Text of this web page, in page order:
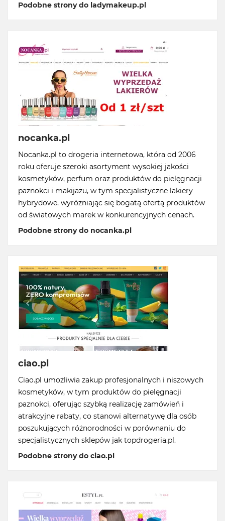
Podobne strony do ladymakeup.pl
nocanka.pl
Nocanka.pl to drogeria internetowa, która od 2006
roku oferuje szeroki asortyment wysokiej jakości
kosmetyków, perfum oraz produktów do pielęgnacji
paznokci i makijażu, w tym specjalistyczne lakiery
hybrydowe, wyróżniając się bogatą ofertą produktów
od światowych marek w konkurencyjnych cenach.
Podobne strony do nocanka.pl
ciao.pl
Ciao.pl umożliwia zakup profesjonalnych i niszowych
kosmetyków, w tym produktów do pielęgnacji
paznokci, oferując szybką realizację zamówień i
atrakcyjne rabaty, co stanowi alternatywę dla osób
poszukujących różnorodności w porównaniu do
specjalistycznych sklepów jak topdrogeria.pl.
Podobne strony do ciao.pl